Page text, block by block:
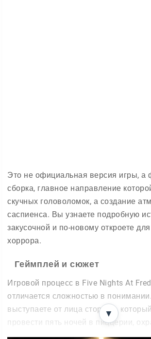
Это не официальная версия игры, а
сборка, главное направление
скучных головоломок, а создание
саспиенса. Вы узнаете подробную
закусочной и по-новому откроете
хоррора.
Геймплей и сюжет
Игровой процесс в Five Nights At
отличается сложностью в
выступаете от лица сторожа,
провести пять ночей в пиццерии,
помещение. Трудности начинаются
▼